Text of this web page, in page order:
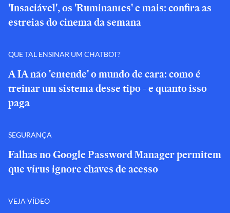
'Insaciável', os 'Ruminantes' e mais: confira as
estreias do cinema da semana
QUE TAL ENSINAR UM CHATBOT?
A IA não 'entende' o mundo de cara: como é
treinar um sistema desse tipo - e quanto isso
paga
SEGURANÇA
Falhas no Google Password Manager permitem
que vírus ignore chaves de acesso
VEJA VÍDEO